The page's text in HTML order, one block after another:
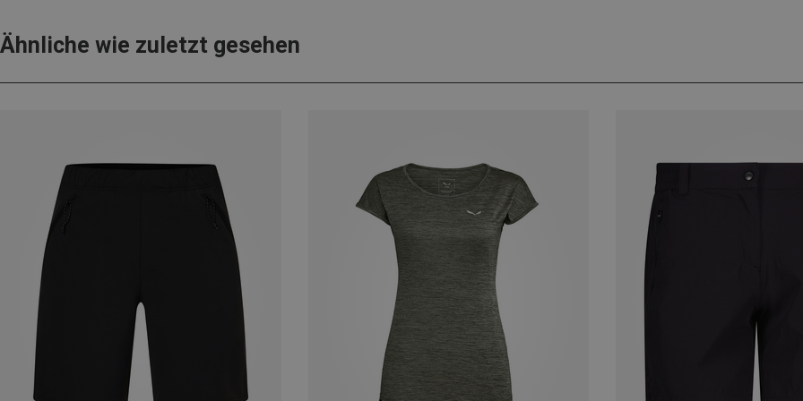
Ähnliche wie zuletzt gesehen